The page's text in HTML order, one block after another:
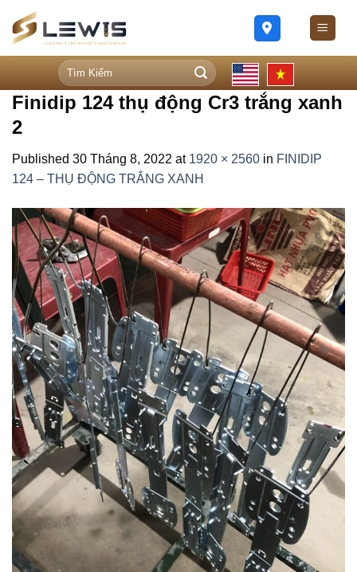
content
Tìm
kiếm:
Finidip 124 thụ động Cr3 trắng xanh
2
Published 30 Tháng 8, 2022 at 1920 × 2560 in FINIDIP
124 – THỤ ĐỘNG TRẮNG XANH